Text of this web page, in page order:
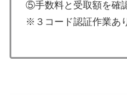
⑤手数料と受取額を確
※３コード認証作業あ